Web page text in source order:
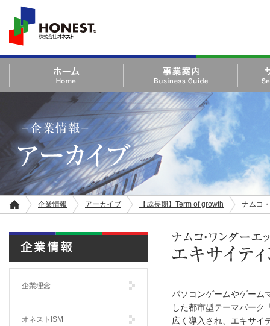
ネスト
ホーム Home 事業案内 Business Guide
サービ
－企業情報－ アーカイブ
ホ
ム
企業情報 アーカイブ 【成長期】Term of growth ナムコ
パソコンゲームやゲーム
した都市型テーマパーク
広く導入され、エキサイ
企業情報
企業理念
オネストISM